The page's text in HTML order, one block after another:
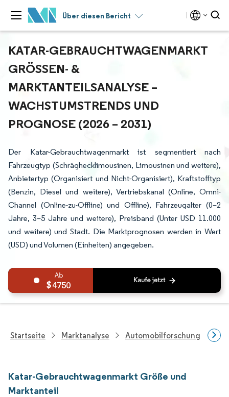
Über diesen Bericht
KATAR-GEBRAUCHTWAGENMARKT
GRÖSSEN- & M
ARKTANTEILSANALYSE – W
ACHSTUMSTRENDS UND P
ROGNOSE (2026 – 2031)
Der Katar-Gebrauchtwagenmarkt ist segmentiert nach
Fahrzeugtyp (Schräghecklimousinen, Limousinen und weitere),
Anbietertyp (Organisiert und Nicht-Organisiert), Kraftstofftyp
(Benzin, Diesel und weitere), Vertriebskanal (Online, Omni-
Channel (Online-zu-Offline) und Offline), Fahrzeugalter (0–2
Jahre, 3–5 Jahre und weitere), Preisband (Unter USD 11.000
und weitere) und Stadt. Die Marktprognosen werden in Wert
(USD) und Volumen (Einheiten) angegeben.
4750
Startseite Marktanalyse Automobilforschung
Katar-Gebrauchtwagenmarkt Größe und
Marktanteil